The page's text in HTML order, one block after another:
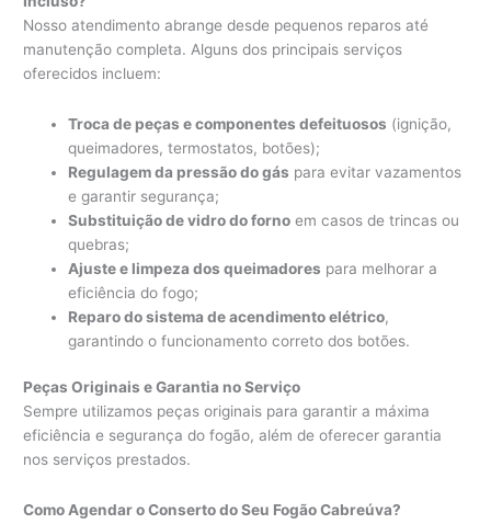
Nosso atendimento abrange desde pequenos reparos até
manutenção completa. Alguns dos principais serviços
oferecidos incluem:
Troca de peças e componentes defeituosos (ignição,
queimadores, termostatos, botões);
Regulagem da pressão do gás para evitar vazamentos
e garantir segurança;
Substituição de vidro do forno em casos de trincas ou
quebras;
Ajuste e limpeza dos queimadores para melhorar a
eficiência do fogo;
Reparo do sistema de acendimento elétrico,
garantindo o funcionamento correto dos botões.
Peças Originais e Garantia no Serviço
Sempre utilizamos peças originais para garantir a máxima
eficiência e segurança do fogão, além de oferecer garantia
nos serviços prestados.
Como Agendar o Conserto do Seu Fogão Cabreúva?